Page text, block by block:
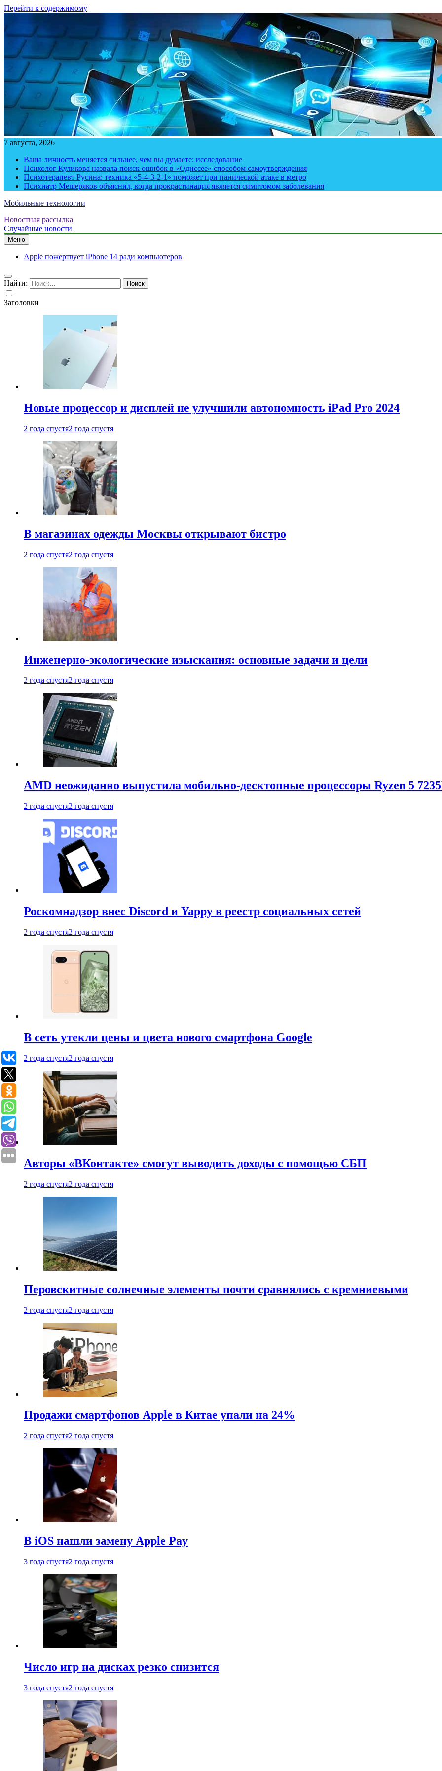
Перейти к содержимому
7 августа, 2026
Ваша личность меняется сильнее, чем вы думаете: исследование
Психолог Куликова назвала поиск ошибок в «Одиссее» способом самоутверждения
Психотерапевт Русина: техника «5-4-3-2-1» поможет при панической атаке в метро
Психиатр Мещеряков объяснил, когда прокрастинация является симптомом заболевания
Мобильные технологии
Новостная рассылка
Случайные новости
Меню
Apple пожертвует iPhone 14 ради компьютеров
Найти:
Заголовки
Новые процессор и дисплей не улучшили автономность iPad Pro 2024
2 года спустя2 года спустя
В магазинах одежды Москвы открывают бистро
2 года спустя2 года спустя
Инженерно-экологические изыскания: основные задачи и цели
2 года спустя2 года спустя
AMD неожиданно выпустила мобильно-десктопные процессоры Ryzen 5
2 года спустя2 года спустя
Роскомнадзор внес Discord и Yappy в реестр социальных сетей
2 года спустя2 года спустя
В сеть утекли цены и цвета нового смартфона Google
2 года спустя2 года спустя
Авторы «ВКонтакте» смогут выводить доходы с помощью СБП
2 года спустя2 года спустя
Перовскитные солнечные элементы почти сравнялись с кремниевыми
2 года спустя2 года спустя
Продажи смартфонов Apple в Китае упали на 24%
2 года спустя2 года спустя
В iOS нашли замену Apple Pay
3 года спустя2 года спустя
Число игр на дисках резко снизится
3 года спустя2 года спустя